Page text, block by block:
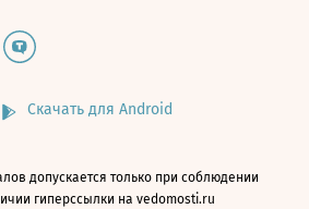
Скачать для Android
допускается только при соблюдении
гиперссылки на vedomosti.ru